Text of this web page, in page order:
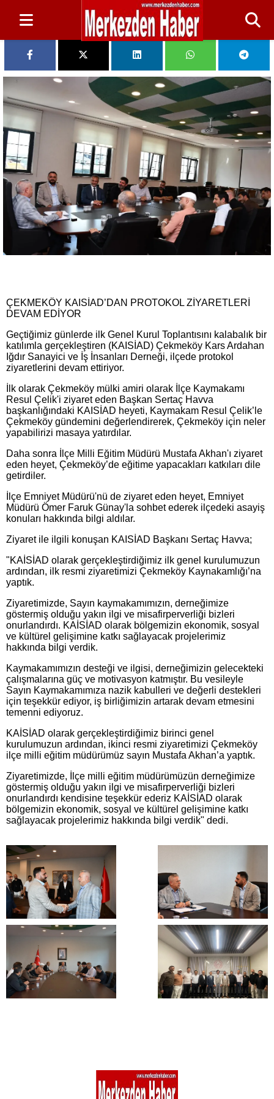
ÇEKMEKÖY KAISİAD’DAN PROTOKOL ZİYARETLERİ
DEVAM EDİYOR
Geçtiğimiz günlerde ilk Genel Kurul Toplantısını kalabalık bir
katılımla gerçekleştiren (KAISİAD) Çekmeköy Kars Ardahan
Iğdır Sanayici ve İş İnsanları Derneği, ilçede protokol
ziyaretlerini devam ettiriyor.
İlk olarak Çekmeköy mülki amiri olarak İlçe Kaymakamı
Resul Çelik'i ziyaret eden Başkan Sertaç Havva
başkanlığındaki KAISİAD heyeti, Kaymakam Resul Çelik’le
Çekmeköy gündemini değerlendirerek, Çekmeköy için neler
yapabilirizi masaya yatırdılar.
Daha sonra İlçe Milli Eğitim Müdürü Mustafa Akhan'ı ziyaret
eden heyet, Çekmeköy’de eğitime yapacakları katkıları dile
getirdiler.
İlçe Emniyet Müdürü'nü de ziyaret eden heyet, Emniyet
Müdürü Ömer Faruk Günay'la sohbet ederek ilçedeki asayiş
konuları hakkında bilgi aldılar.
Ziyaret ile ilgili konuşan KAISİAD Başkanı Sertaç Havva;
"KAİSİAD olarak gerçekleştirdiğimiz ilk genel kurulumuzun
ardından, ilk resmi ziyaretimizi Çekmeköy Kaynakamlığı’na
yaptık.
Ziyaretimizde, Sayın kaymakamımızın, derneğimize
göstermiş olduğu yakın ilgi ve misafirperverliği bizleri
onurlandırdı. KAİSİAD olarak bölgemizin ekonomik, sosyal
ve kültürel gelişimine katkı sağlayacak projelerimiz
hakkında bilgi verdik.
Kaymakamımızın desteği ve ilgisi, derneğimizin gelecekteki
çalışmalarına güç ve motivasyon katmıştır. Bu vesileyle
Sayın Kaymakamımıza nazik kabulleri ve değerli destekleri
için teşekkür ediyor, iş birliğimizin artarak devam etmesini
temenni ediyoruz.
KAİSİAD olarak gerçekleştirdiğimiz birinci genel
kurulumuzun ardından, ikinci resmi ziyaretimizi Çekmeköy
ilçe milli eğitim müdürümüz sayın Mustafa Akhan’a yaptık.
Ziyaretimizde, İlçe milli eğitim müdürümüzün derneğimize
göstermiş olduğu yakın ilgi ve misafirperverliği bizleri
onurlandırdı kendisine teşekkür ederiz KAİSİAD olarak
bölgemizin ekonomik, sosyal ve kültürel gelişimine katkı
sağlayacak projelerimiz hakkında bilgi verdik" dedi.